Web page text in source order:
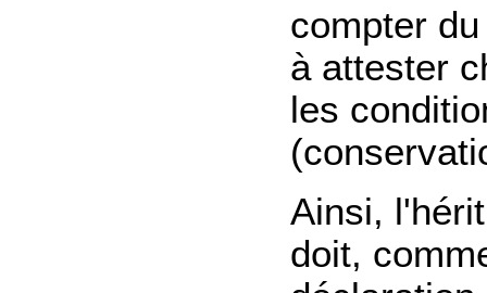
compter
à attester
les
Ainsi,
doit,